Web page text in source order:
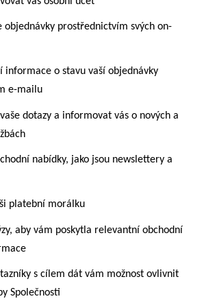
objednávky prostřednictvím svých on-
informace o stavu vaší objednávky
e-mailu
dotazy a informovat vás o nových a
nabídky, jako jsou newslettery a
platební morálku
aby vám poskytla relevantní obchodní
s cílem dát vám možnost ovlivnit
Společnosti